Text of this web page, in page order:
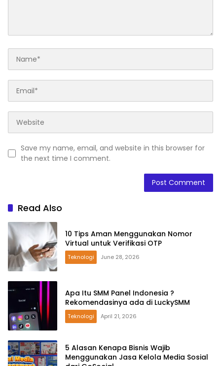
Save my name, email, and website in this browser for
the next time I comment.
Read Also
10 Tips Aman Menggunakan Nomor
Virtual untuk Verifikasi OTP
Teknologi June 28, 2026
Apa Itu SMM Panel Indonesia ?
Rekomendasinya ada di LuckySMM
Teknologi April 21, 2026
5 Alasan Kenapa Bisnis Wajib
Menggunakan Jasa Kelola Media Sosial